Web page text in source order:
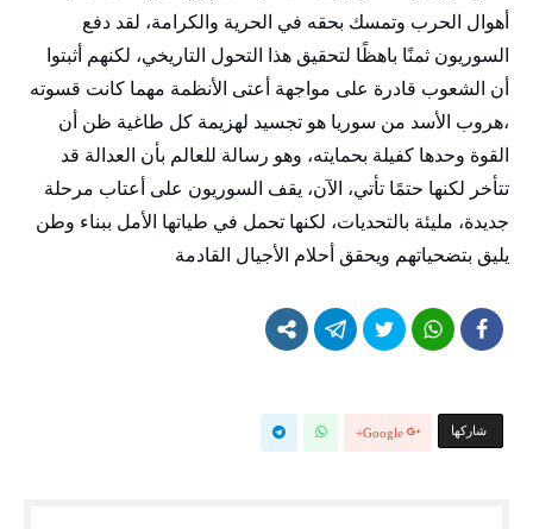
أهوال الحرب وتمسك بحقه في الحرية والكرامة، لقد دفع
السوريون ثمنًا باهظًا لتحقيق هذا التحول التاريخي، لكنهم أثبتوا
أن الشعوب قادرة على مواجهة أعتى الأنظمة مهما كانت قسوته
،هروب الأسد من سوريا هو تجسيد لهزيمة كل طاغية ظن أن
القوة وحدها كفيلة بحمايته، وهو رسالة للعالم بأن العدالة قد
تتأخر لكنها حتمًا تأتي، الآن، يقف السوريون على أعتاب مرحلة
جديدة، مليئة بالتحديات، لكنها تحمل في طياتها الأمل ببناء وطن
يليق بتضحياتهم ويحقق أحلام الأجيال القادمة
‫‫ شاركها‬ Google+